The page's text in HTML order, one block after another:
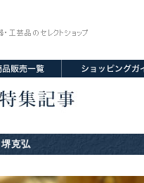
堺克弘